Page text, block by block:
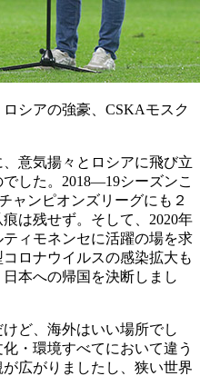
シアの強豪、CSKAモスク
意気揚々とロシアに飛び立
した。2018―19シーズンこ
ャンピオンズリーグにも２
は残せず。そして、2020年
ィモネンセに活躍の場を求
ロナウイルスの感染拡大も
本への帰国を決断しまし
ど、海外はいい場所でし
・環境すべてにおいて違う
広がりましたし、狭い世界